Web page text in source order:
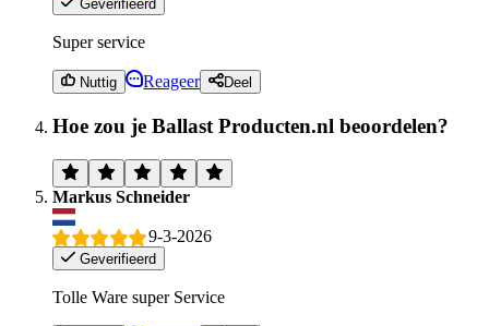
Geverifieerd
Super service
Nuttig Reageer Deel
Hoe zou je Ballast Producten.nl beoordelen?
Markus Schneider
9-3-2026
Geverifieerd
Tolle Ware super Service